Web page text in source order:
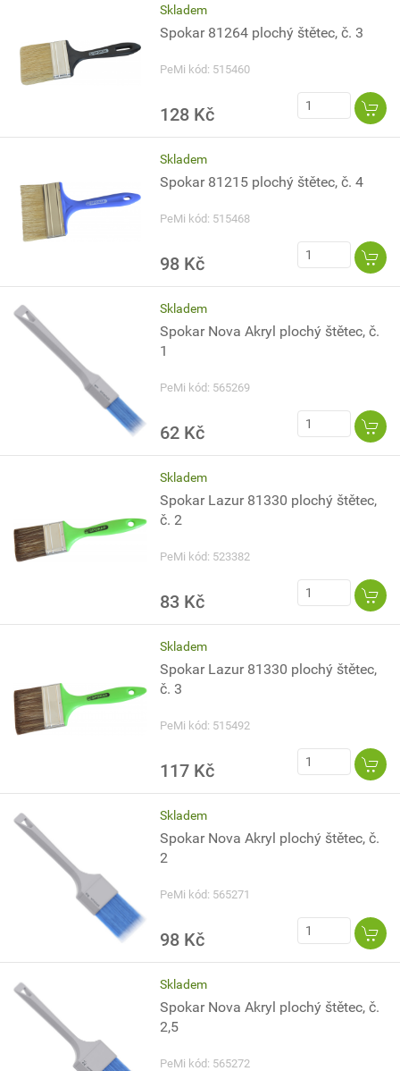
Skladem
Spokar 81264 plochý štětec, č. 3
PeMi kód: 515460
128 Kč
Skladem
Spokar 81215 plochý štětec, č. 4
PeMi kód: 515468
98 Kč
Skladem
Spokar Nova Akryl plochý štětec, č.
1
PeMi kód: 565269
62 Kč
Skladem
Spokar Lazur 81330 plochý štětec,
č. 2
PeMi kód: 523382
83 Kč
Skladem
Spokar Lazur 81330 plochý štětec,
č. 3
PeMi kód: 515492
117 Kč
Skladem
Spokar Nova Akryl plochý štětec, č.
2
PeMi kód: 565271
98 Kč
Skladem
Spokar Nova Akryl plochý štětec, č.
2,5
PeMi kód: 565272